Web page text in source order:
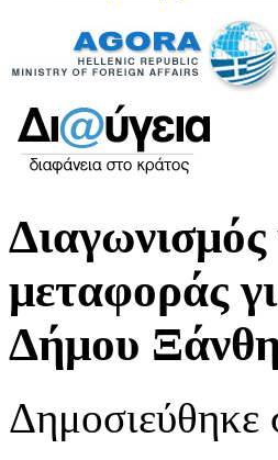
μεταφοράς
Δήμου
Δημοσιεύθηκε